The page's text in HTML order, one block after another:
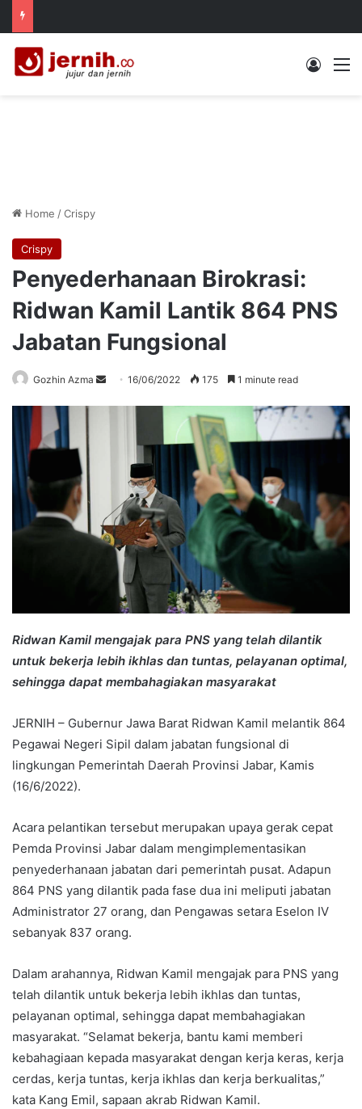
Log In
Home /Crispy
Crispy
Penyederhanaan Birokrasi:
Ridwan Kamil Lantik 864 PNS
Jabatan Fungsional
Gozhin Azma
Send16/06/2022 175 1 minute read
Ridwan Kamil mengajak para PNS yang telah dilantik
untuk bekerja lebih ikhlas dan tuntas, pelayanan optimal,
sehingga dapat membahagiakan masyarakat
JERNIH – Gubernur Jawa Barat Ridwan Kamil melantik 864
Pegawai Negeri Sipil dalam jabatan fungsional di
lingkungan Pemerintah Daerah Provinsi Jabar, Kamis
(16/6/2022).
Acara pelantikan tersebut merupakan upaya gerak cepat
Pemda Provinsi Jabar dalam mengimplementasikan
penyederhanaan jabatan dari pemerintah pusat. Adapun
864 PNS yang dilantik pada fase dua ini meliputi jabatan
Administrator 27 orang, dan Pengawas setara Eselon IV
sebanyak 837 orang.
Dalam arahannya, Ridwan Kamil mengajak para PNS yang
telah dilantik untuk bekerja lebih ikhlas dan tuntas,
pelayanan optimal, sehingga dapat membahagiakan
masyarakat. “Selamat bekerja, bantu kami memberi
kebahagiaan kepada masyarakat dengan kerja keras, kerja
cerdas, kerja tuntas, kerja ikhlas dan kerja berkualitas,”
kata Kang Emil, sapaan akrab Ridwan Kamil.